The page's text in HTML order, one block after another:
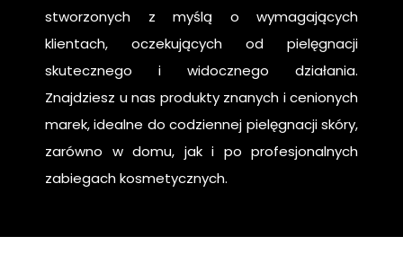
stworzonych z myślą o wymagających
klientach, oczekujących od pielęgnacji
skutecznego i widocznego działania.
Znajdziesz u nas produkty znanych i cenionych
marek, idealne do codziennej pielęgnacji skóry,
zarówno w domu, jak i po profesjonalnych
zabiegach kosmetycznych.